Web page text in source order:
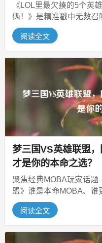
《LOL里最欠揍的5个英
俩！》是精准戳中无数召
点，标题就凭借“砸坏俩键
阅读全文
梦三国VS英雄联盟
才是你的本命之选？
聚焦经典MOBA玩家话
盟》谁是本命MOBA、谁
风靡的魔幻题材5V5核心
阅读全文